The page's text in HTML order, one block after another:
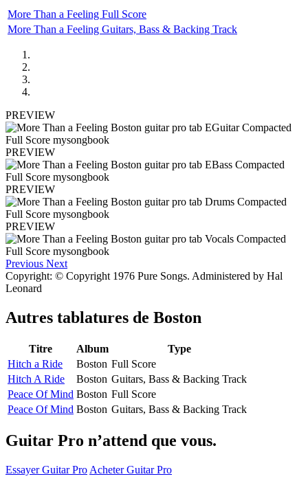
More Than a Feeling Full Score
More Than a Feeling Guitars, Bass & Backing Track
PREVIEW
PREVIEW
PREVIEW
PREVIEW
Previous Next
Copyright: © Copyright 1976 Pure Songs. Administered by Hal
Leonard
Autres tablatures de Boston
Titre Album
Type
Hitch a Ride
Boston Full Score
Hitch A Ride
Boston Guitars, Bass & Backing Track
Peace Of Mind Boston Full Score
Peace Of Mind Boston Guitars, Bass & Backing Track
Guitar Pro n’attend que vous.
Essayer Guitar Pro Acheter Guitar Pro